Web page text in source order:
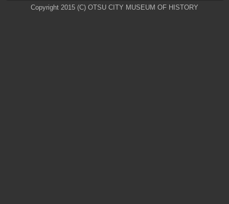
Copyright 2015 (C) OTSU CITY MUSEUM OF HISTORY